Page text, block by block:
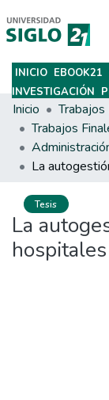
Subir
INICIO EBOOK21
INVESTIGACIÓN
Inicio
Trabajos
Tesis
La